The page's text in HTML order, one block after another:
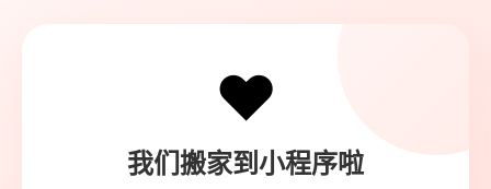
❤️
我们搬家到小程序啦